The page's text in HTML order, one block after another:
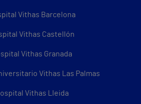
Vithas Barcelona
Vithas Castellón
Vithas Granada
Vithas Las Palmas
Vithas Lleida